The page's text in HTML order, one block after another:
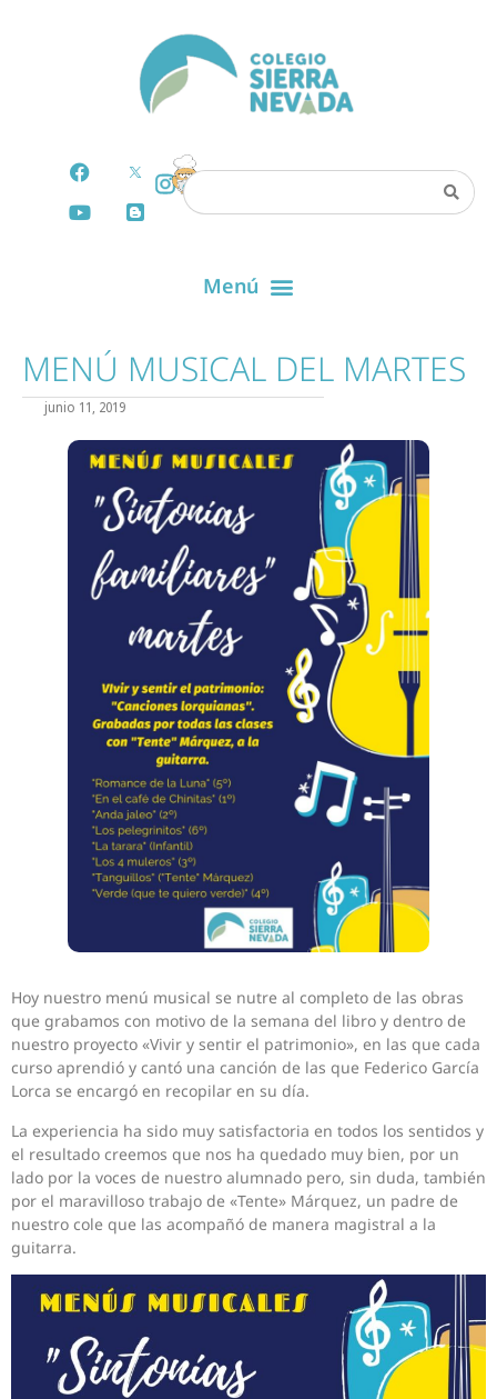
MENÚ MUSICAL DEL MARTES
junio 11, 2019
Hoy nuestro menú musical se nutre al completo de las obras
que grabamos con motivo de la semana del libro y dentro de
nuestro proyecto «Vivir y sentir el patrimonio», en las que cada
curso aprendió y cantó una canción de las que Federico García
Lorca se encargó en recopilar en su día.
La experiencia ha sido muy satisfactoria en todos los sentidos y
el resultado creemos que nos ha quedado muy bien, por un
lado por la voces de nuestro alumnado pero, sin duda, también
por el maravilloso trabajo de «Tente» Márquez, un padre de
nuestro cole que las acompañó de manera magistral a la
guitarra.